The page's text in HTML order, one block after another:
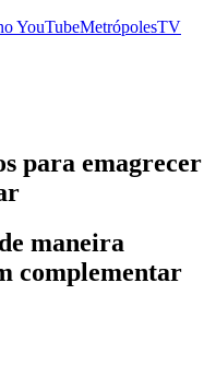
YouTubeMetrópolesTV
para emagrecer
maneira
complementar